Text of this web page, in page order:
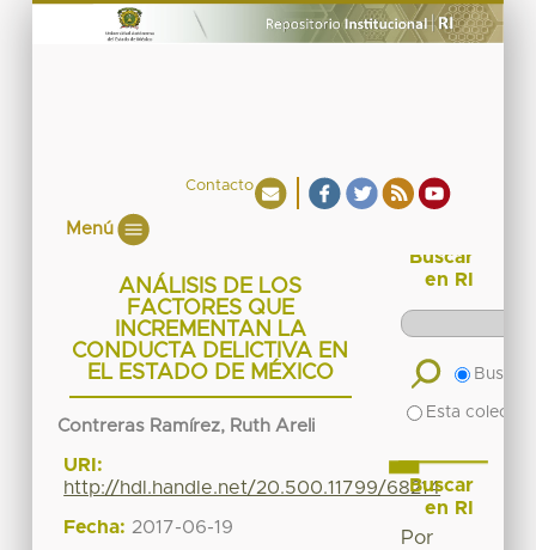
Contacto
Menú
ANÁLISIS DE LOS
FACTORES QUE
INCREMENTAN LA
CONDUCTA DELICTIVA EN
EL ESTADO DE MÉXICO
Contreras Ramírez, Ruth Areli
URI:
http://hdl.handle.net/20.500.11799/68214
Fecha: 2017-06-19
Buscar
en RI
Buscar
Esta
Buscar
en RI
Por